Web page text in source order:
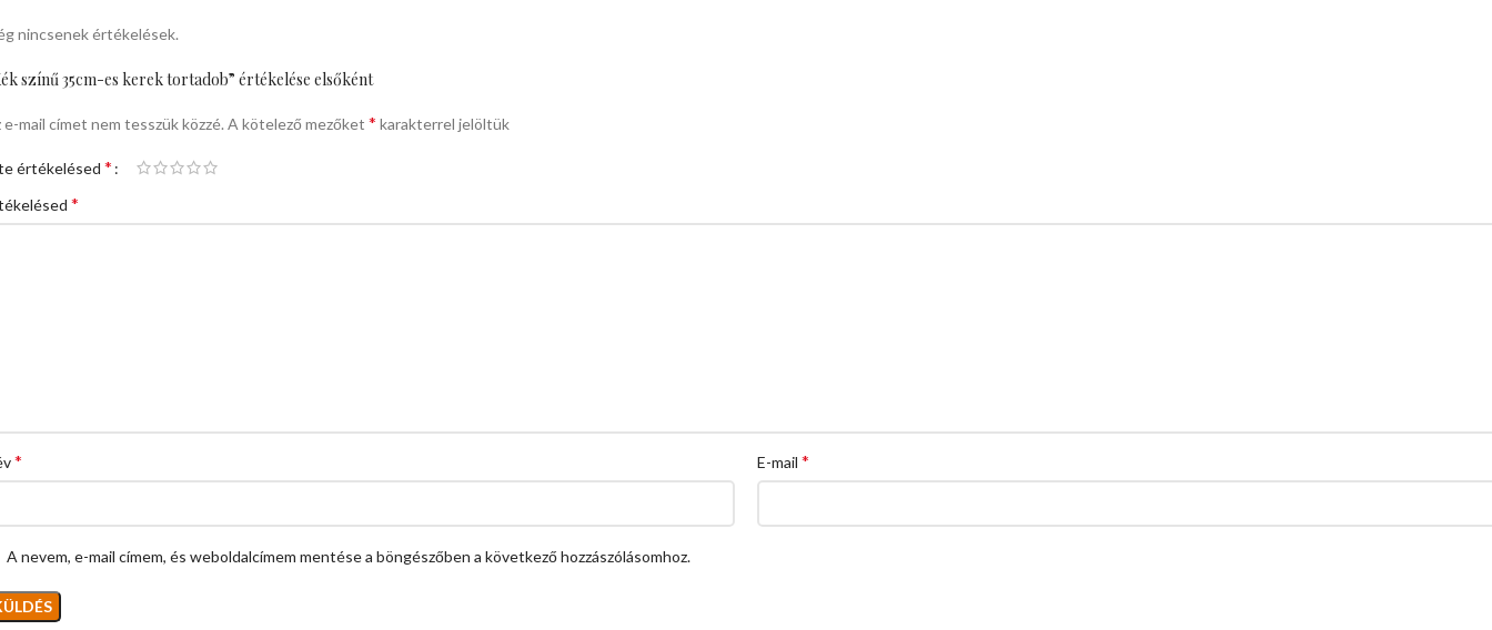
nincsenek értékelések.
színű 35cm-es kerek tortadob” értékelése elsőként
e-mail címet nem tesszük közzé. A kötelező mezőket * karakterrel jelöltük
értékelésed *
*
* E-mail *
A nevem, e-mail címem, és weboldalcímem mentése a böngészőben a következő hozzászólásomhoz.